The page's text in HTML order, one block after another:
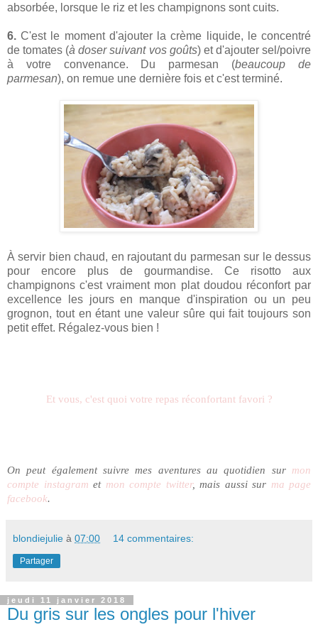
absorbée, lorsque le riz et les champignons sont cuits.
6.C'est le moment d'ajouter la crème liquide, le concentré
de tomates (à doser suivant vos goûts) et d'ajouter sel/poivre
à votre convenance. Du parmesan (beaucoup de
parmesan), on remue une dernière fois et c'est terminé.
À servir bien chaud, en rajoutant du parmesan sur le dessus
pour encore plus de gourmandise. Ce risotto aux
champignons c'est vraiment mon plat doudou réconfort par
excellence les jours en manque d'inspiration ou un peu
grognon, tout en étant une valeur sûre qui fait toujours son
petit effet. Régalez-vous bien !
Et vous, c'est quoi votre repas réconfortant favori ?
On peut également suivre mes aventures au quotidien sur mon
compte instagram et mon compte twitter, mais aussi sur ma page
facebook.
blondiejulie à 07:00 14 commentaires:
Partager
jeudi 11 janvier 2018
Du gris sur les ongles pour l'hiver